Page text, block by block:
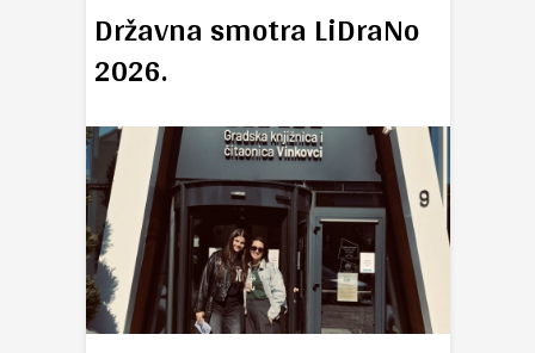
Državna smotra LiDraNo
2026.